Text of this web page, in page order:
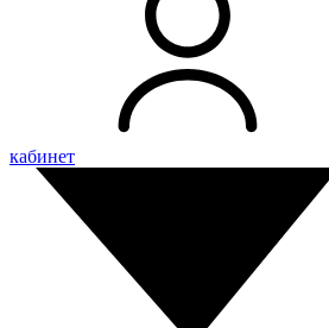
кабинет